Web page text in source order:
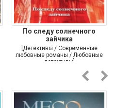
По следу солнечного
зайчика
[Детективы / Современные
любовные романы / Любовные
детективы]